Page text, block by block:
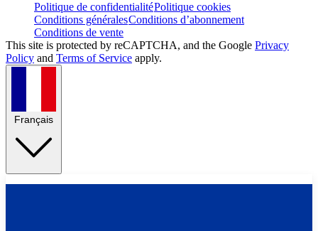
Politique de confidentialitéPolitique cookies
Conditions généralesConditions d’abonnement
Conditions de vente
This site is protected by reCAPTCHA, and the Google Privacy
Policy and Terms of Service apply.
Français